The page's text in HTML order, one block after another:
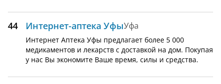
44 Интернет-аптека УфыУфа
Интернет Аптека Уфы предлагает более 5 000
медикаментов и лекарств с доставкой на дом. Покупая
у нас Вы экономите Ваше время, силы и средства.